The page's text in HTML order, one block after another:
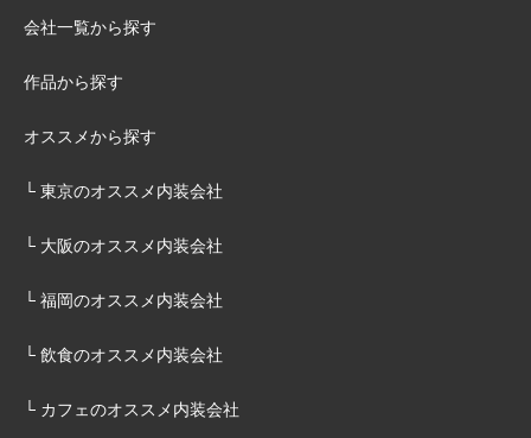
会社一覧から探す
作品から探す
オススメから探す
└ 東京のオススメ内装会社
└ 大阪のオススメ内装会社
└ 福岡のオススメ内装会社
└ 飲食のオススメ内装会社
└ カフェのオススメ内装会社